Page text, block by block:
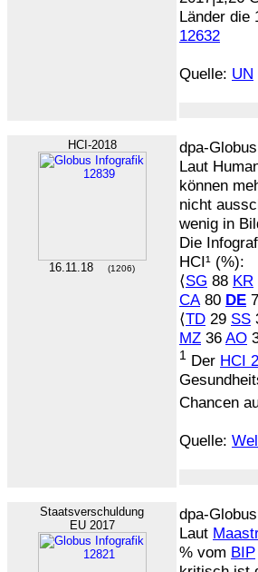
Länder
12632
Quelle: UN
HCI-2018
16.11.18 (1206)
dpa-
Laut
können
nicht
wenig in
Die
HCI¹ (%):
⟨SG 88 KR
CA80 DE
⟨TD 29 SS
MZ 36 AO
1 Der HCI
Chancen
Quelle:
Staatsverschuldung
EU 2017
dpa-
Laut
% vom BIP